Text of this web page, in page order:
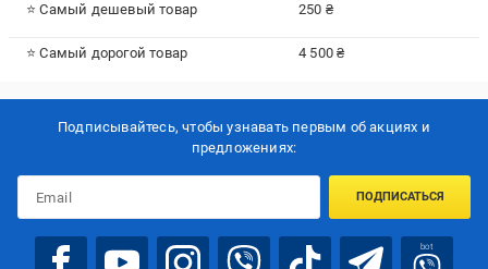
⭐ Самый дешевый товар 250 ₴
⭐ Самый дорогой товар 4 500 ₴
Подписывайтесь, чтобы узнавать первым об акцияx и
предложениях:
ПОДПИСАТЬСЯ
bot